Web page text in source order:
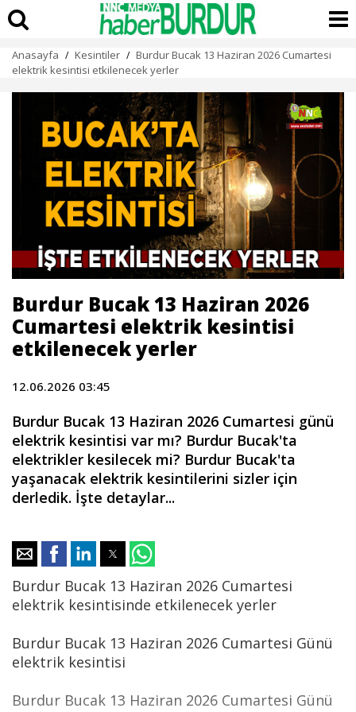
Anasayfa / Kesintiler / Burdur Bucak 13 Haziran 2026 Cumartesi
elektrik kesintisi etkilenecek yerler
Burdur Bucak 13 Haziran 2026
Cumartesi elektrik kesintisi
etkilenecek yerler
12.06.2026 03:45
Burdur Bucak 13 Haziran 2026 Cumartesi günü
elektrik kesintisi var mı? Burdur Bucak'ta
elektrikler kesilecek mi? Burdur Bucak'ta
yaşanacak elektrik kesintilerini sizler için
derledik. İşte detaylar...
Burdur Bucak 13 Haziran 2026 Cumartesi
elektrik kesintisinde etkilenecek yerler
Burdur Bucak 13 Haziran 2026 Cumartesi Günü
elektrik kesintisi
Burdur Bucak 13 Haziran 2026 Cumartesi Günü